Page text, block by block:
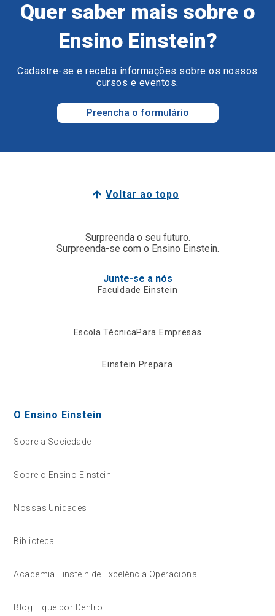
Quer saber mais sobre o
Ensino Einstein?
Cadastre-se e receba informações sobre os nossos
cursos e eventos.
Preencha o formulário
Voltar ao topo
Surpreenda o seu futuro.
Surpreenda-se com o Ensino Einstein.
Junte-se a nós
Faculdade Einstein
Escola TécnicaPara Empresas
Einstein Prepara
O Ensino Einstein
Sobre a Sociedade
Sobre o Ensino Einstein
Nossas Unidades
Biblioteca
Academia Einstein de Excelência Operacional
Blog Fique por Dentro